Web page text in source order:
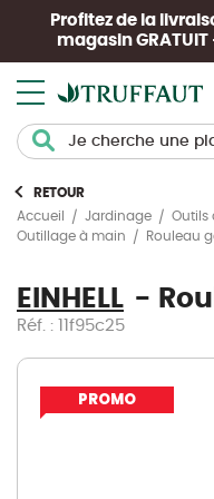
Profitez de la
magasin GRATUIT
RETOUR
Accueil
Jardinage
Outils
Outillage à main
Rouleau
EINHELL
Réf. : 11f95c25
PROMO